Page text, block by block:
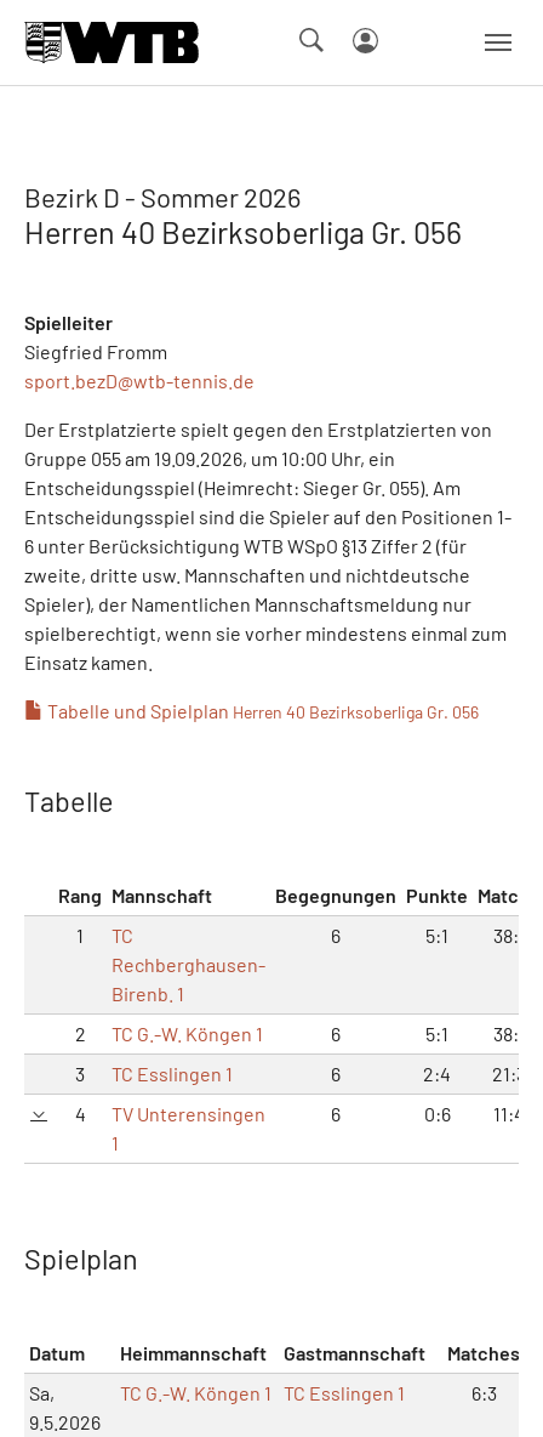
Bezirk D - Sommer 2026
Herren 40 Bezirksoberliga Gr. 056
Spielleiter
Siegfried Fromm
sport.bezD@wtb-tennis.de
Der Erstplatzierte spielt gegen den Erstplatzierten von
Gruppe 055 am 19.09.2026, um 10:00 Uhr, ein
Entscheidungsspiel (Heimrecht: Sieger Gr. 055). Am
Entscheidungsspiel sind die Spieler auf den Positionen 1-
6 unter Berücksichtigung WTB WSpO §13 Ziffer 2 (für
zweite, dritte usw. Mannschaften und nichtdeutsche
Spieler), der Namentlichen Mannschaftsmeldung nur
spielberechtigt, wenn sie vorher mindestens einmal zum
Einsatz kamen.
Tabelle und Spielplan Herren 40 Bezirksoberliga Gr. 056
Tabelle
Rang Mannschaft Begegnungen Punkte
1
TC
Rechberghausen-
Birenb. 1
6 5:1 38:16
2 TC G.-W. Köngen 1 6 5:1
38:16
3
TC Esslingen 1 6 2:4
21:33
4
TV Unterensingen
1
6 0:6 11:43
Spielplan
Datum Heimmannschaft Gastmannschaft Matches
Sa,
9.5.2026
TC G.-W. Köngen 1 TC Esslingen 1 6:3